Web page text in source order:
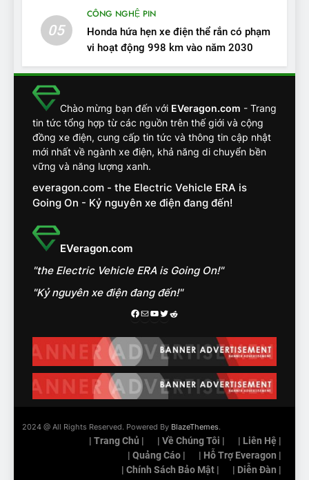
trên ngàn dặm đường
CÔNG NGHỆ AI, TỰ LÁI, ADAS,
ĐÁNH GIÁ XE
ĐÁNH GIÁ XE
17
Đánh giá nhanh Vinfast VF5
vừa ra mắt tại Việt Nam – có
gì đấu với đối thủ?
ĐÁNH GIÁ XE
18
Những trải nghiệm đỉnh cao
chỉ có trên VinFast VF8
ĐÁNH GIÁ XE
19
VinFast VF9 có gì để cạnh
tranh với các xe xăng cùng
tầm giá?
ĐÁNH GIÁ XE
20
Đánh giá: Người đam mê xe
điện Hyundai Ioniq 5 N 2025
05
CÔNG NGHỆ PIN
Honda hứa hẹn xe điện thể rắn có phạm
vi hoạt động 998 km vào năm 2030
Chào mừng bạn đến với EVeragon.com - Trang
tin tức tổng hợp từ các nguồn trên thế giới và cộng
đồng xe điện, cung cấp tin tức và thông tin cập nhật
mới nhất về ngành xe điện, khả năng di chuyển bền
vững và năng lượng xanh.
everagon.com - the Electric Vehicle ERA is
Going On - Kỷ nguyên xe điện đang đến!
EVeragon.com
"the Electric Vehicle ERA is Going On!"
"Kỷ nguyên xe điện đang đến!"
Facebook
MailYoutube
Twitter
2024 @ All Rights Reserved. Powered By BlazeThemes.
| Trang Chủ | | Về Chúng Tôi |
| Liên Hệ |
| Quảng Cáo |
| Hỗ Trợ Everagon |
| Chính Sách Bảo Mật |
| Diễn Đàn |